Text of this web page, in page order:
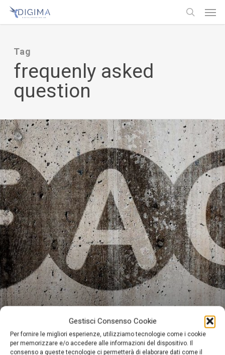
Gestisci Consenso Cookie
Per fornire le migliori esperienze, utilizziamo tecnologie come i cookie
per memorizzare e/o accedere alle informazioni del dispositivo. Il
consenso a queste tecnologie ci permetterà di elaborare dati come il
Skip
to
content
search
Tag
frequenly asked
question
UNA PAGINA FAQ PERFETTA PER TASSI
DI CONVERSIONE PIÙ ELEVATI
Menu